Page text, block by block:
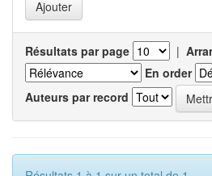
Résultats par page |
En order
Auteurs par record